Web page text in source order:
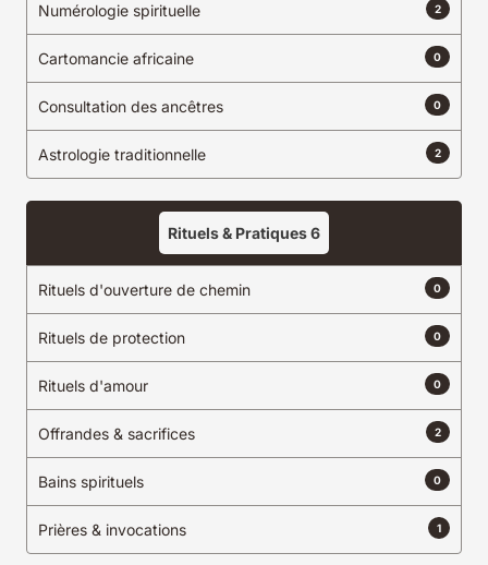
Numérologie spirituelle 2
Cartomancie africaine 0
Consultation des ancêtres 0
Astrologie traditionnelle 2
Rituels & Pratiques6
Rituels d'ouverture de chemin 0
Rituels de protection 0
Rituels d'amour 0
Offrandes & sacrifices 2
Bains spirituels 0
Prières & invocations 1